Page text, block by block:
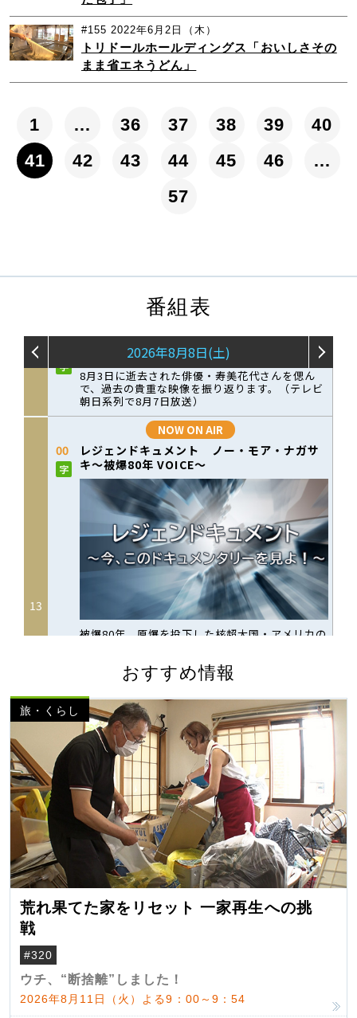
#155 2022年6月2日（木）
トリドールホールディングス「おいしさその
まま省エネうどん」
1 … 36 37 38 39
40
41
42 43 44 45 46
…
57
番組表
おすすめ情報
旅・くらし
荒れ果てた家をリセット 一家再生への挑
戦
#320
ウチ、“断捨離”しました！
2026年8月11日（火）よる9：00～9：54